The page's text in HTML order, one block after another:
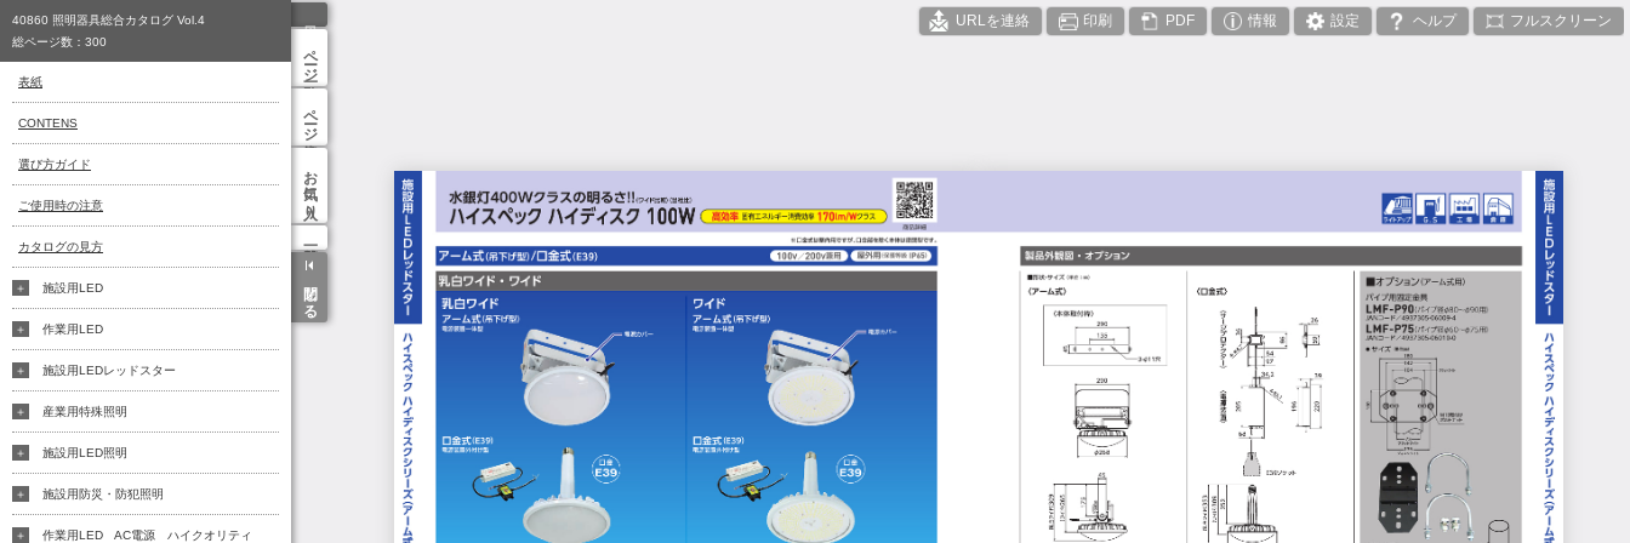
URLを連絡 印刷 PDF 情報 設定 ヘルプ フルスクリーン
ページ一覧
ページ検索
お気に入り
閉じる
40860 照明器具総合カタログ Vol.4
総ページ数： 300
表紙
CONTENS
選び方ガイド
ご使用時の注意
カタログの見方
施設用LED
作業用LED
施設用LEDレッドスター
産業用特殊照明
施設用LED照明
施設用防災・防犯照明
作業用LED AC電源 ハイクオリティ